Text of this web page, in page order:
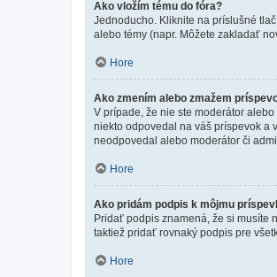
Ako vložím tému do fóra?
Jednoducho. Kliknite na príslušné
alebo témy (napr. Môžete zakladať
Hore
Ako zmením alebo zmažem
V prípade, že nie ste moderátor
niekto odpovedal na váš príspevok a
neodpovedal alebo moderátor či
Hore
Ako pridám podpis k môjmu
Pridať podpis znamená, že si musíte
taktiež pridať rovnaký podpis pre
Hore